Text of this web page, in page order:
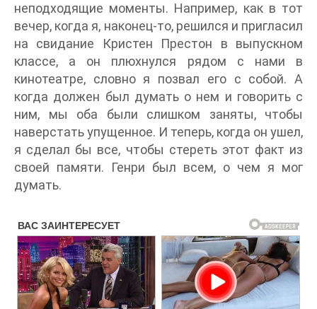
неподходящие моменты. Например, как в тот
вечер, когда я, наконец-то, решился и пригласил
на свидание Кристен Престон в выпускном
классе, а он плюхнулся рядом с нами в
кинотеатре, словно я позвал его с собой. А
когда должен был думать о нем и говорить с
ним, мы оба были слишком заняты, чтобы
наверстать упущенное. И теперь, когда он ушел,
я сделал бы все, чтобы стереть этот факт из
своей памяти. Генри был всем, о чем я мог
думать.